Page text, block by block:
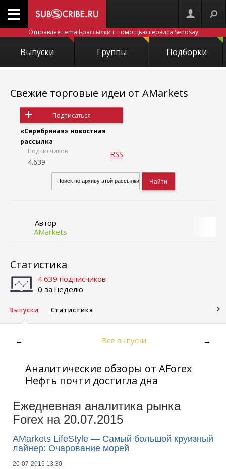
Отправляет email-рассылки с помощью сервиса Sendsay
Выпуски Группы Подборки
Свежие торговые идеи от AMarkets
Подписаться
«Серебряная» новостная
рассылка
Подписчиков
4.639
RSS
Автор
AMarkets
Статистика
4.639 подписчиков
0 за неделю
Выпуски Статистика
← Все выпуски →
Аналитические обзоры от AForex
Нефть почти достигла дна
Ежедневная аналитика рынка
Forex на 20.07.2015
AMarkets LifeStyle — Самый большой круизный
лайнер: Очарование морей
20-07-2015 13:30